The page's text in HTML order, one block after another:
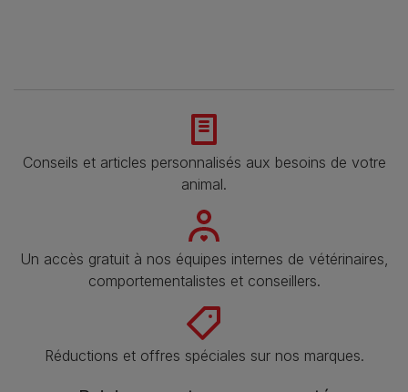
Conseils et articles personnalisés aux besoins de votre
animal​.
Un accès gratuit à nos équipes internes de vétérinaires,
comportementalistes et conseillers.
Réductions et offres spéciales sur nos marques.